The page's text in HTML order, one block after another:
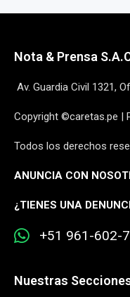
Nota & Prensa
Av. Guardia Civil 1321,
Copyright ©caretas.pe |
Todos los derechos
ANUNCIA CON
¿TIENES UNA
+51 961-602-
Nuestras